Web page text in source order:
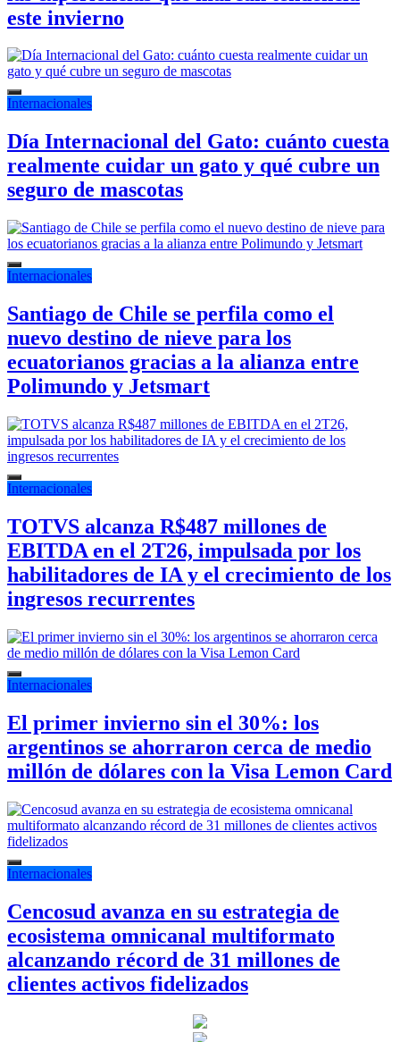
este invierno
Internacionales
Día Internacional del Gato: cuánto cuesta
realmente cuidar un gato y qué cubre un
seguro de mascotas
Internacionales
Santiago de Chile se perfila como el
nuevo destino de nieve para los
ecuatorianos gracias a la alianza entre
Polimundo y Jetsmart
Internacionales
TOTVS alcanza R$487 millones de
EBITDA en el 2T26, impulsada por los
habilitadores de IA y el crecimiento de los
ingresos recurrentes
Internacionales
El primer invierno sin el 30%: los
argentinos se ahorraron cerca de medio
millón de dólares con la Visa Lemon Card
Internacionales
Cencosud avanza en su estrategia de
ecosistema omnicanal multiformato
alcanzando récord de 31 millones de
clientes activos fidelizados